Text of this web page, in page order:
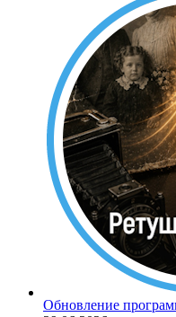
Обновление